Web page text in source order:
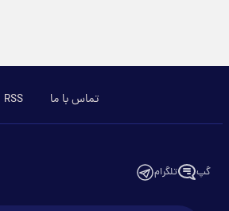
تماس با ما RSS
گپ تلگرام